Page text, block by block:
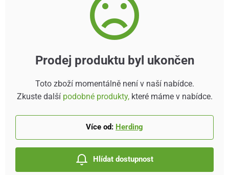
Prodej produktu byl ukončen
Toto zboží momentálně není v naší nabídce.
Zkuste další podobné produkty,které máme v nabídce.
Více od: Herding
Hlídat dostupnost